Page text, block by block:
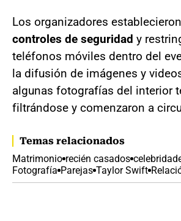
Los organizadores establecieron
controles de seguridad y
teléfonos móviles dentro del
la difusión de imágenes y
algunas fotografías del interior
filtrándose y comenzaron a
Temas relacionados
Matrimonio recién casados
Fotografía Parejas Taylor Swift